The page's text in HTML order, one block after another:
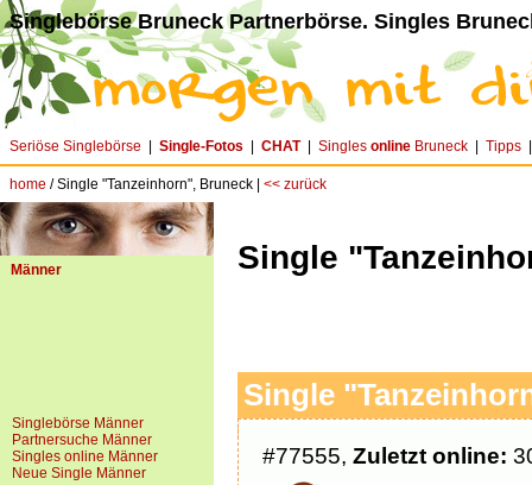
Singlebörse Bruneck Partnerbörse. Singles
Seriöse Singlebörse Single-Fotos CHAT| Singles online Bruneck Tipps
home / Single "Tanzeinhorn", Bruneck | << zurück
Männer
Singlebörse Männer
Partnersuche Männer
Singles online Männer
Neue Single Männer
Single
Single
#77555, Zuletzt online: